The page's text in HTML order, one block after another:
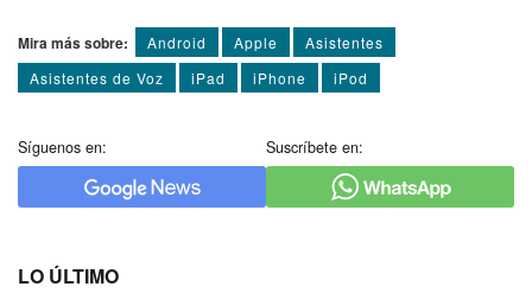
Mira más sobre: Android Apple
Asistentes
Asistentes de Voz
iPad iPhone iPod
Síguenos en: Suscríbete en:
LO ÚLTIMO